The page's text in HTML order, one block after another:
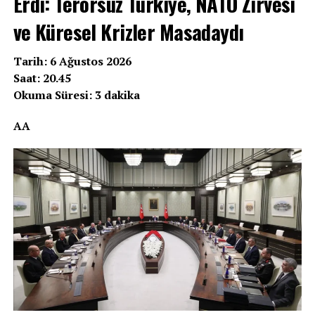
ve Küresel Krizler Masadaydı
Tarih: 6 Ağustos 2026
Saat: 20.45
Okuma Süresi: 3 dakika
AA